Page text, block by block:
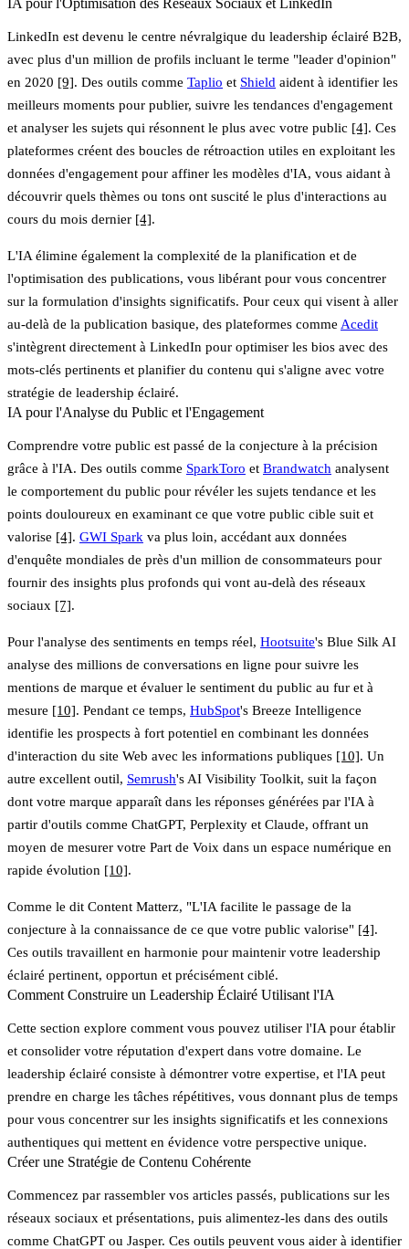
LinkedIn est devenu le centre névralgique du leadership éclairé B2B,
avec plus d'un million de profils incluant le terme "leader d'opinion"
en 2020 [9]. Des outils comme Taplio et Shield aident à identifier les
meilleurs moments pour publier, suivre les tendances d'engagement
et analyser les sujets qui résonnent le plus avec votre public [4]. Ces
plateformes créent des boucles de rétroaction utiles en exploitant les
données d'engagement pour affiner les modèles d'IA, vous aidant à
découvrir quels thèmes ou tons ont suscité le plus d'interactions au
cours du mois dernier [4].
L'IA élimine également la complexité de la planification et de
l'optimisation des publications, vous libérant pour vous concentrer
sur la formulation d'insights significatifs. Pour ceux qui visent à aller
au-delà de la publication basique, des plateformes comme Acedit
s'intègrent directement à LinkedIn pour optimiser les bios avec des
mots-clés pertinents et planifier du contenu qui s'aligne avec votre
stratégie de leadership éclairé.
IA pour l'Analyse du Public et l'Engagement
Comprendre votre public est passé de la conjecture à la précision
grâce à l'IA. Des outils comme SparkToro et Brandwatch analysent
le comportement du public pour révéler les sujets tendance et les
points douloureux en examinant ce que votre public cible suit et
valorise [4]. GWI Spark va plus loin, accédant aux données
d'enquête mondiales de près d'un million de consommateurs pour
fournir des insights plus profonds qui vont au-delà des réseaux
sociaux [7].
Pour l'analyse des sentiments en temps réel, Hootsuite's Blue Silk AI
analyse des millions de conversations en ligne pour suivre les
mentions de marque et évaluer le sentiment du public au fur et à
mesure [10]. Pendant ce temps, HubSpot's Breeze Intelligence
identifie les prospects à fort potentiel en combinant les données
d'interaction du site Web avec les informations publiques [10]. Un
autre excellent outil, Semrush's AI Visibility Toolkit, suit la façon
dont votre marque apparaît dans les réponses générées par l'IA à
partir d'outils comme ChatGPT, Perplexity et Claude, offrant un
moyen de mesurer votre Part de Voix dans un espace numérique en
rapide évolution [10].
Comme le dit Content Matterz, "L'IA facilite le passage de la
conjecture à la connaissance de ce que votre public valorise" [4].
Ces outils travaillent en harmonie pour maintenir votre leadership
éclairé pertinent, opportun et précisément ciblé.
Comment Construire un Leadership Éclairé Utilisant l'IA
Cette section explore comment vous pouvez utiliser l'IA pour établir
et consolider votre réputation d'expert dans votre domaine. Le
leadership éclairé consiste à démontrer votre expertise, et l'IA peut
prendre en charge les tâches répétitives, vous donnant plus de temps
pour vous concentrer sur les insights significatifs et les connexions
authentiques qui mettent en évidence votre perspective unique.
Créer une Stratégie de Contenu Cohérente
Commencez par rassembler vos articles passés, publications sur les
réseaux sociaux et présentations, puis alimentez-les dans des outils
comme ChatGPT ou Jasper. Ces outils peuvent vous aider à identifier